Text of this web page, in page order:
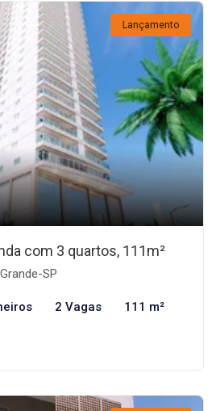
Lançamento
com 3 quartos, 111m²
SP
2 Vagas 111 m²